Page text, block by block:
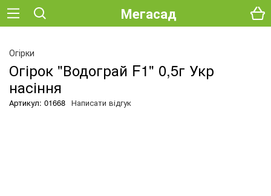
Мегасад
Огірки
Огірок "Водограй F1" 0,5г Укр
насіння
Артикул: 01668 Написати відгук